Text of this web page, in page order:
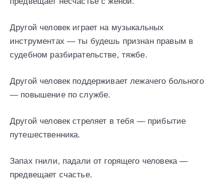
Другой человек играет на музыкальных
инструментах — ты будешь признан правым в
судебном разбирательстве, тяжбе.
Другой человек поддерживает лежачего больного
— повышение по службе.
Другой человек стреляет в тебя — прибытие
путешественника.
Запах гнили, падали от горящего человека —
предвещает счастье.